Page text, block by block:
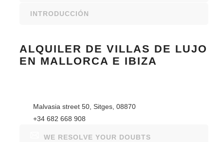
INTRODUCCIÓN
ALQUILER DE VILLAS DE LUJO
EN MALLORCA E IBIZA
Malvasia street 50, Sitges, 08870
+34 682 668 908
WE RESOLVE YOUR DOUBTS